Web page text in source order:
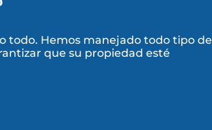
todo. Hemos manejado todo tipo de
que su propiedad esté